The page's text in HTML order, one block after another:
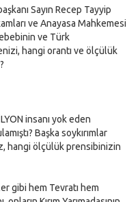
Sayın Recep Tayyip
ve Anayasa Mahkemesi
ve Türk
hangi orantı ve ölçülük
insanı yok eden
Başka soykırımlar
hangi ölçülük prensibinizin
gibi hem Tevratı hem